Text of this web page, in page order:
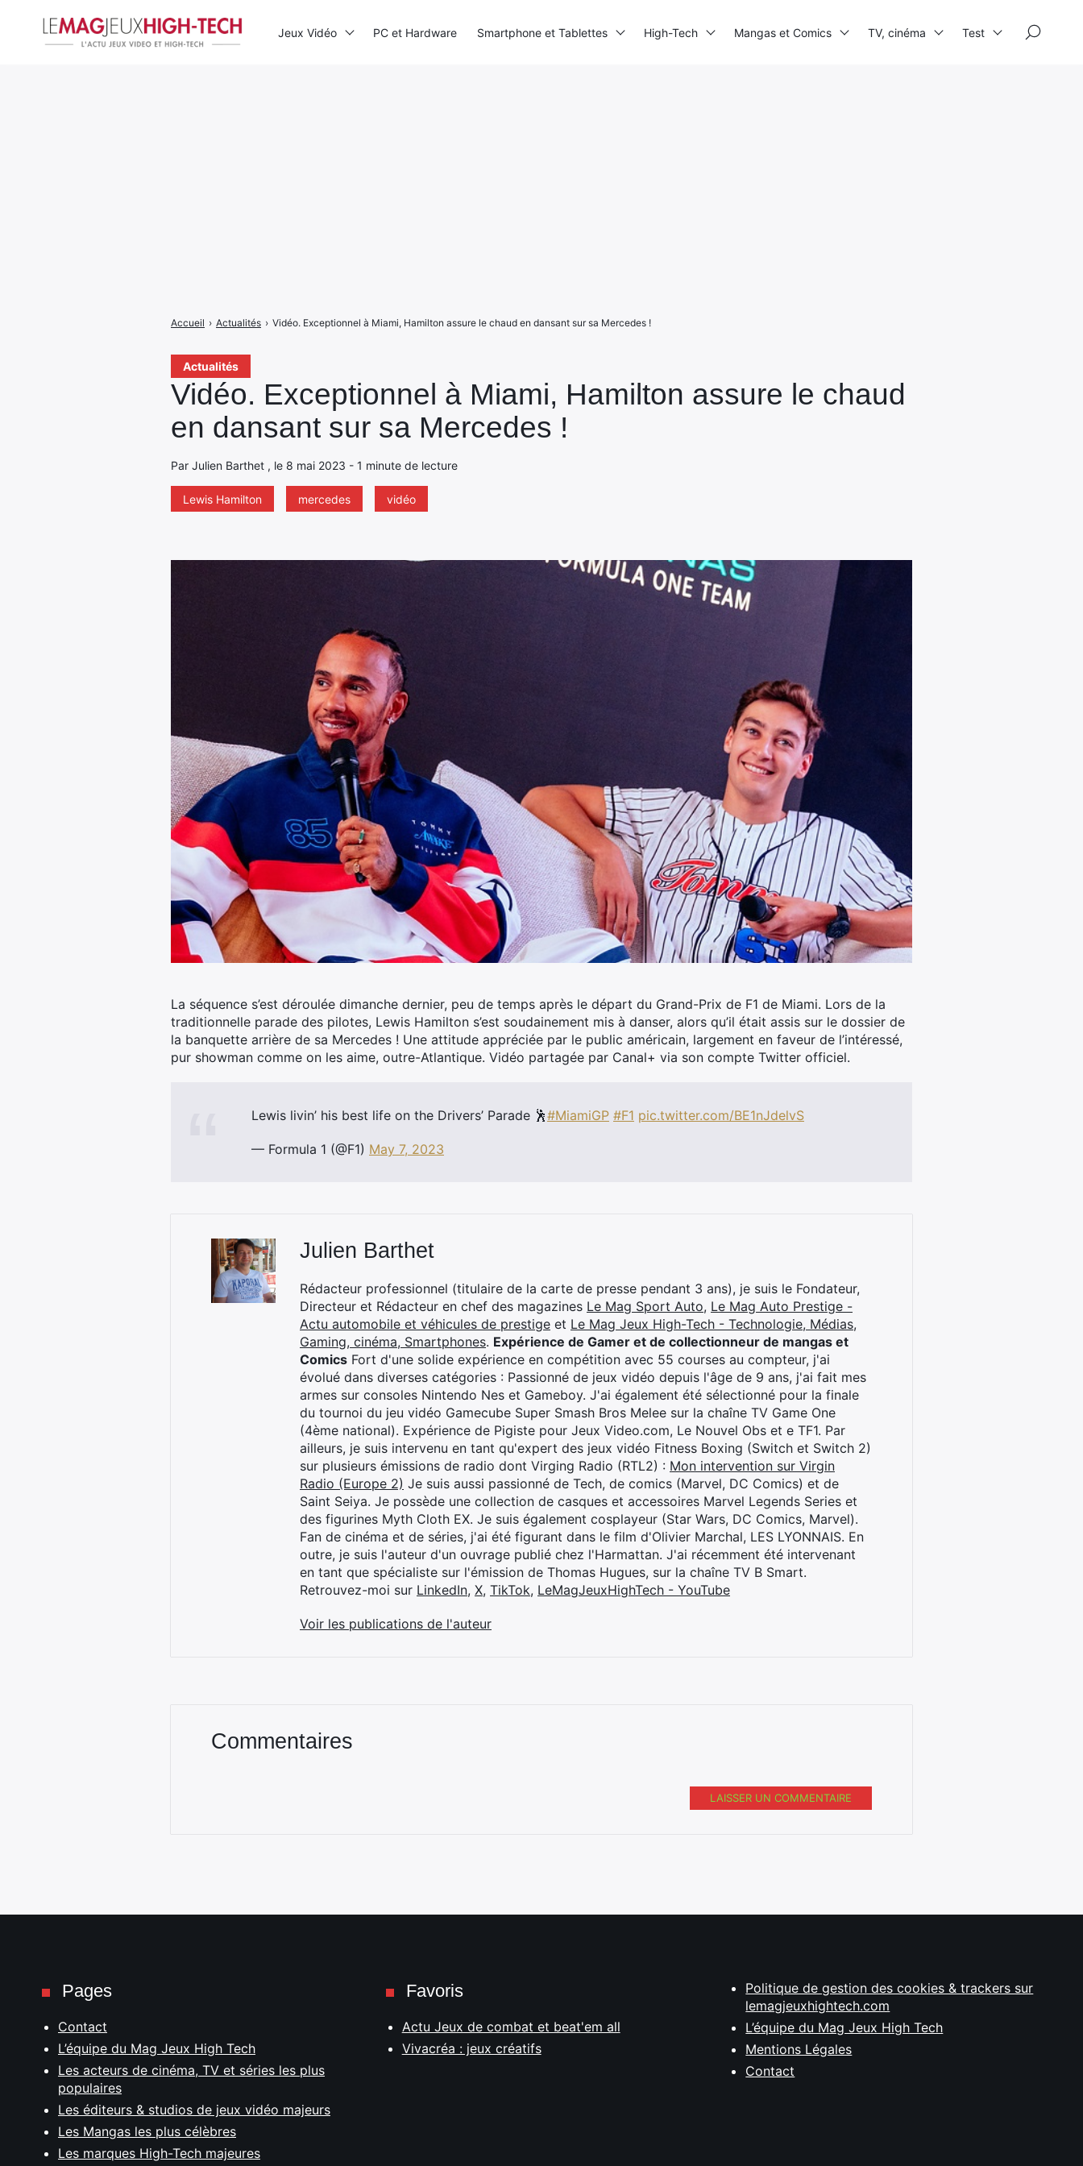
Actualités
Vidéo. Exceptionnel à Miami, Hamilton assure le chaud
en dansant sur sa Mercedes !
Par Julien Barthet , le 8 mai 2023 - 1 minute de lecture
Lewis Hamilton mercedes vidéo
Accueil › Actualités › Vidéo. Exceptionnel à Miami, Hamilton assure le chaud en dansant sur sa Mercedes !
La séquence s’est déroulée dimanche dernier, peu de temps après le départ du Grand-Prix de F1 de Miami. Lors de la
traditionnelle parade des pilotes, Lewis Hamilton s’est soudainement mis à danser, alors qu’il était assis sur le dossier de
la banquette arrière de sa Mercedes ! Une attitude appréciée par le public américain, largement en faveur de l’intéressé,
pur showman comme on les aime, outre-Atlantique. Vidéo partagée par Canal+ via son compte Twitter officiel.
Lewis livin’ his best life on the Drivers’ Parade 🕺#MiamiGP #F1 pic.twitter.com/BE1nJdelvS
— Formula 1 (@F1) May 7, 2023
Julien Barthet
Rédacteur professionnel (titulaire de la carte de presse pendant 3 ans), je suis le Fondateur,
Directeur et Rédacteur en chef des magazines Le Mag Sport Auto, Le Mag Auto Prestige -
Actu automobile et véhicules de prestige et Le Mag Jeux High-Tech - Technologie, Médias,
Gaming, cinéma, Smartphones. Expérience de Gamer et de collectionneur de mangas et
Comics Fort d'une solide expérience en compétition avec 55 courses au compteur, j'ai
évolué dans diverses catégories : Passionné de jeux vidéo depuis l'âge de 9 ans, j'ai fait mes
armes sur consoles Nintendo Nes et Gameboy. J'ai également été sélectionné pour la finale
du tournoi du jeu vidéo Gamecube Super Smash Bros Melee sur la chaîne TV Game One
(4ème national). Expérience de Pigiste pour Jeux Video.com, Le Nouvel Obs et e TF1. Par
ailleurs, je suis intervenu en tant qu'expert des jeux vidéo Fitness Boxing (Switch et Switch 2)
sur plusieurs émissions de radio dont Virging Radio (RTL2) : Mon intervention sur Virgin
Radio (Europe 2) Je suis aussi passionné de Tech, de comics (Marvel, DC Comics) et de
Saint Seiya. Je possède une collection de casques et accessoires Marvel Legends Series et
des figurines Myth Cloth EX. Je suis également cosplayeur (Star Wars, DC Comics, Marvel).
Fan de cinéma et de séries, j'ai été figurant dans le film d'Olivier Marchal, LES LYONNAIS. En
outre, je suis l'auteur d'un ouvrage publié chez l'Harmattan. J'ai récemment été intervenant
en tant que spécialiste sur l'émission de Thomas Hugues, sur la chaîne TV B Smart.
Retrouvez-moi sur LinkedIn, X, TikTok, LeMagJeuxHighTech - YouTube
Voir les publications de l'auteur
Commentaires
LAISSER UN COMMENTAIRE
Jeux Vidéo PC et Hardware Smartphone et Tablettes High-Tech Mangas et Comics TV, cinéma Test
Pages
Contact
L’équipe du Mag Jeux High Tech
Les acteurs de cinéma, TV et séries les plus
populaires
Les éditeurs & studios de jeux vidéo majeurs
Les Mangas les plus célèbres
Les marques High-Tech majeures
Favoris
Actu Jeux de combat et beat'em all
Vivacréa : jeux créatifs
Politique de gestion des cookies & trackers sur
lemagjeuxhightech.com
L’équipe du Mag Jeux High Tech
Mentions Légales
Contact